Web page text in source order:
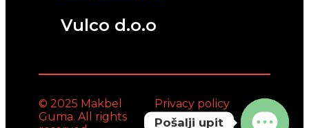
Vulco d.o.o
© 2025 Makbel
Guma. All rights
Privacy policy
Pošalji upit